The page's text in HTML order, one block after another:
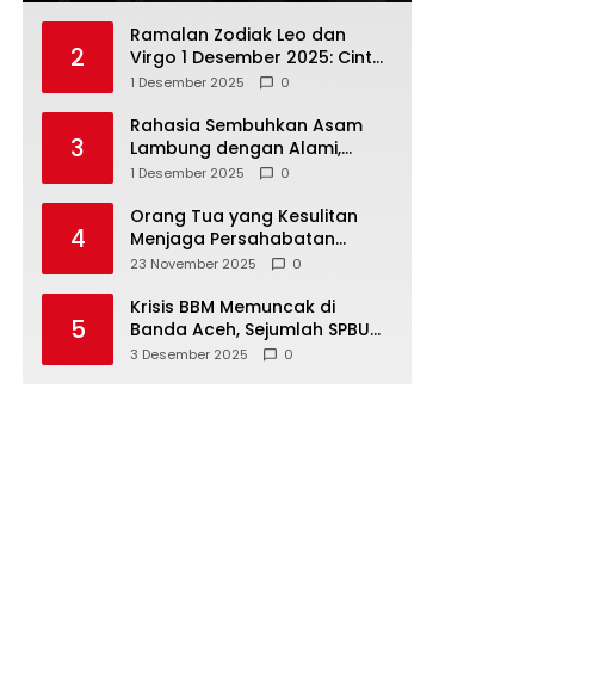
2
Ramalan Zodiak Leo dan
Virgo 1 Desember 2025: Cinta,
Karir, Kesehatan, dan
1 Desember 2025 0
3
Rahasia Sembuhkan Asam
Lambung dengan Alami,
Nomor 4 Disalahpahami
1 Desember 2025 0
4
Orang Tua yang Kesulitan
Menjaga Persahabatan
Biasanya Lakukan 8 Hal Ini
23 November 2025 0
5
Krisis BBM Memuncak di
Banda Aceh, Sejumlah SPBU
Tutup Total
3 Desember 2025 0